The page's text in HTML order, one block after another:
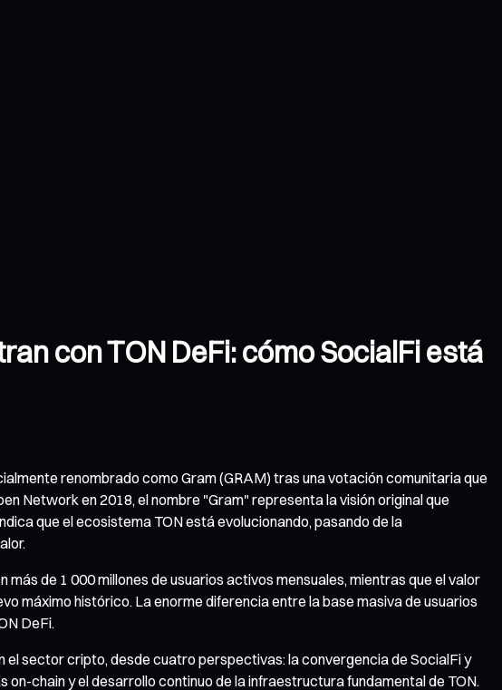
con TON DeFi: cómo SocialFi está
renombrado como Gram (GRAM) tras una votación comunitaria que
Network en 2018, el nombre "Gram" representa la visión original que
que el ecosistema TON está evolucionando, pasando de la
de 1 000 millones de usuarios activos mensuales, mientras que el valor
máximo histórico. La enorme diferencia entre la base masiva de usuarios
DeFi.
sector cripto, desde cuatro perspectivas: la convergencia de SocialFi y
chain y el desarrollo continuo de la infraestructura fundamental de TON.